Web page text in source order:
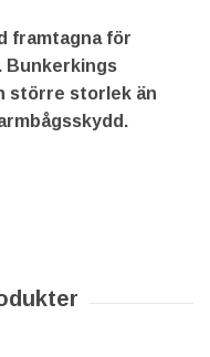
framtagna för
Bunkerkings
större storlek än